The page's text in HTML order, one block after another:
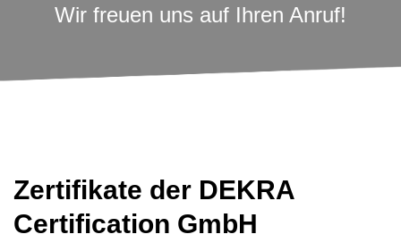
Wir freuen uns auf Ihren Anruf!
Zertifikate der DEKRA
Certification GmbH